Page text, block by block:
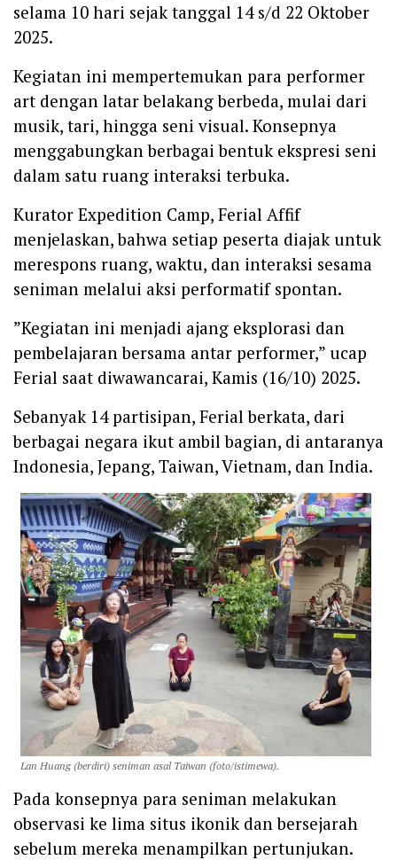
selama 10 hari sejak tanggal 14 s/d 22 Oktober
2025.
‎Kegiatan ini mempertemukan para performer
art dengan latar belakang berbeda, mulai dari
musik, tari, hingga seni visual. Konsepnya
menggabungkan berbagai bentuk ekspresi seni
dalam satu ruang interaksi terbuka.
‎Kurator Expedition Camp, Ferial Affif
menjelaskan, bahwa setiap peserta diajak untuk
merespons ruang, waktu, dan interaksi sesama
seniman melalui aksi performatif spontan.
‎”Kegiatan ini menjadi ajang eksplorasi dan
pembelajaran bersama antar performer,” ucap
Ferial saat diwawancarai, Kamis (16/10) 2025.
‎Sebanyak 14 partisipan, Ferial berkata, dari
berbagai negara ikut ambil bagian, di antaranya
Indonesia, Jepang, Taiwan, Vietnam, dan India.
Lan Huang (berdiri) seniman asal Taiwan (foto/istimewa).
‎Pada konsepnya para seniman melakukan
observasi ke lima situs ikonik dan bersejarah
sebelum mereka menampilkan pertunjukan.